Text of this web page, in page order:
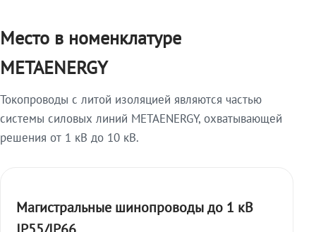
Место в номенклатуре
METAENERGY
Токопроводы с литой изоляцией являются частью
системы силовых линий METAENERGY, охватывающей
решения от 1 кВ до 10 кВ.
Магистральные шинопроводы до 1 кВ